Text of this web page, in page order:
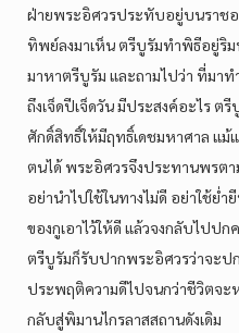
ฝ่ายพระอิศวรประทับอยู่บนราชอ
ทิพย์ลงมาเห็น ตรีบูรัมทำพิธีอยู่ริม
มาหาตรีบูรัม และถามไปว่า ที่มา
ถึงเจ็ดปีเจ็ดวัน มีประสงค์อะไร ต
ศักดิ์สิทธิ์ให้มีฤทธิ์เดชมหาศาล แ
ตนได้ พระอิศวรจึงประทานพรตา
อย่านำไปใช้ในทางไม่ดี อย่าใช้ย่
ของกูเอาไว้ให้ดี แล้วจงกลับไปปก
ตรีบูรัมก็รับปากพระอิศวรว่าจะป
ประพฤติความดีไปจนกว่าชีวิตจะ
กลับสู่พิมานไกรลาสสถานดังเดิม